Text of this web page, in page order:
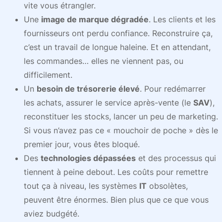
vite vous étrangler.
Une image de marque dégradée. Les clients et les
fournisseurs ont perdu confiance. Reconstruire ça,
c’est un travail de longue haleine. Et en attendant,
les commandes… elles ne viennent pas, ou
difficilement.
Un besoin de trésorerie élevé. Pour redémarrer
les achats, assurer le service après-vente (le SAV),
reconstituer les stocks, lancer un peu de marketing.
Si vous n’avez pas ce « mouchoir de poche » dès le
premier jour, vous êtes bloqué.
Des technologies dépassées et des processus qui
tiennent à peine debout. Les coûts pour remettre
tout ça à niveau, les systèmes IT obsolètes,
peuvent être énormes. Bien plus que ce que vous
aviez budgété.